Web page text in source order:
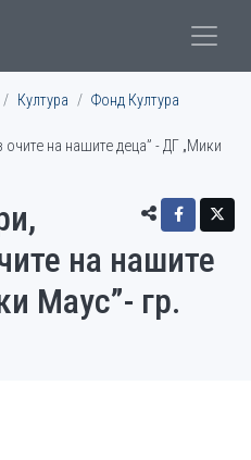
Култура
Фонд Култура
очите на нашите деца” - ДГ „Мики
на нашите
Маус”- гр.